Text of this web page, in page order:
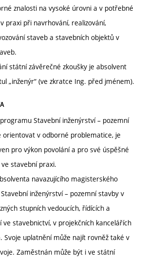
znalosti na vysoké úrovni a v potřebné
praxi při navrhování, realizování,
staveb a stavebních objektů v
státní závěrečné zkoušky je absolvent
„inženýr“ (ve zkratce Ing. před jménem).
Stavební inženýrství – pozemní
orientovat v odborné problematice, je
pro výkon povolání a pro své úspěšné
stavební praxi.
navazujícího magisterského
inženýrství – pozemní stavby v
stupních vedoucích, řídících a
ve stavebnictví, v projekčních kancelářích
Svoje uplatnění může najít rovněž také v
Zaměstnán může být i ve státní